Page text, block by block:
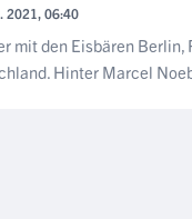
2021, 06:40
mit den Eisbären Berlin,
Hinter Marcel